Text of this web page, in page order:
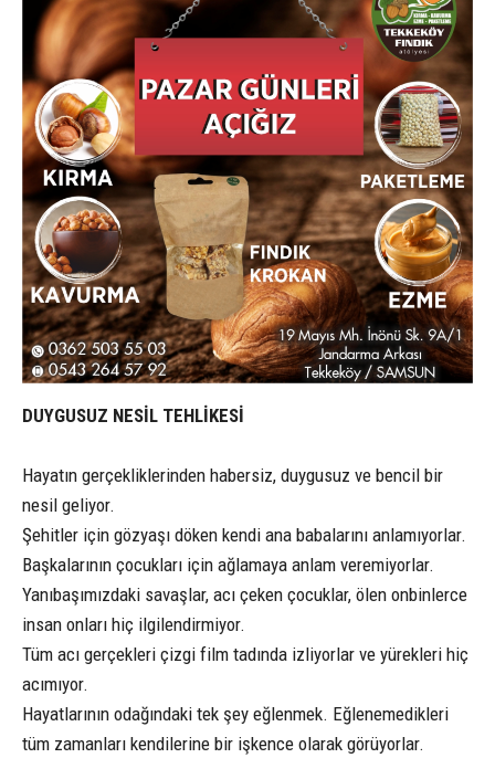
DUYGUSUZ NESİL TEHLİKESİ
Hayatın gerçekliklerinden habersiz, duygusuz ve bencil bir
nesil geliyor.
Şehitler için gözyaşı döken kendi ana babalarını anlamıyorlar.
Başkalarının çocukları için ağlamaya anlam veremiyorlar.
Yanıbaşımızdaki savaşlar, acı çeken çocuklar, ölen onbinlerce
insan onları hiç ilgilendirmiyor.
Tüm acı gerçekleri çizgi film tadında izliyorlar ve yürekleri hiç
acımıyor.
Hayatlarının odağındaki tek şey eğlenmek. Eğlenemedikleri
tüm zamanları kendilerine bir işkence olarak görüyorlar.